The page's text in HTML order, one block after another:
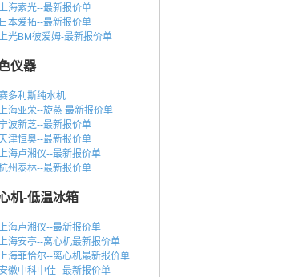
海索光--最新报价单
日本爱拓--最新报价单
光BM彼爱姆-最新报价单
仪器
多利斯纯水机
海亚荣--旋蒸 最新报价单
宁波新芝--最新报价单
津恒奥--最新报价单
海卢湘仪--最新报价单
州泰林--最新报价单
机-低温冰箱
海卢湘仪--最新报价单
海安亭--离心机最新报价单
海菲恰尔--离心机最新报价单
徽中科中佳--最新报价单